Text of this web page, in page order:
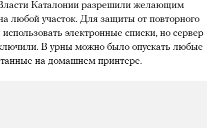
Каталонии разрешили желающим
любой участок. Для защиты от повторного
электронные списки, но сервер
В урны можно было опускать любые
на домашнем принтере.